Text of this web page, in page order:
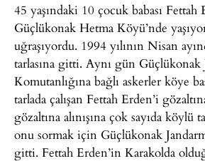
45 yaşındaki 10 çocuk babası Fettah
Güçlükonak Hetma Köyü’nde
uğraşıyordu. 1994 yılının Nisan
tarlasına gitti. Aynı gün Güçlükonak
Komutanlığına bağlı askerler köye
tarlada çalışan Fettah Erden’i
gözaltına alınışına çok sayıda köylü
onu sormak için Güçlükonak
gitti. Fettah Erden’in Karakolda